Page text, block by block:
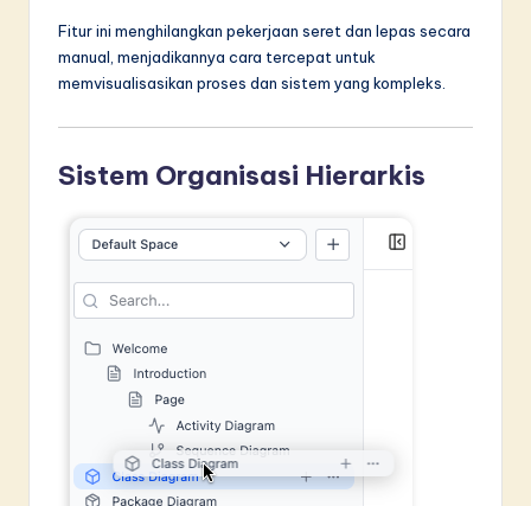
Fitur ini menghilangkan pekerjaan seret dan lepas secara
manual, menjadikannya cara tercepat untuk
memvisualisasikan proses dan sistem yang kompleks.
Sistem Organisasi Hierarkis